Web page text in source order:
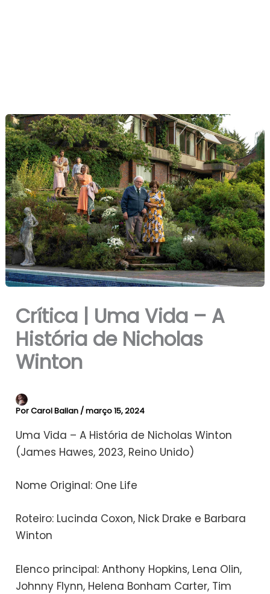
Crítica | Uma Vida – A
História de Nicholas
Winton
PorCarol Ballan /março 15, 2024
Uma Vida – A História de Nicholas Winton
(James Hawes, 2023, Reino Unido)
Nome Original: One Life
Roteiro: Lucinda Coxon, Nick Drake e Barbara
Winton
Elenco principal: Anthony Hopkins, Lena Olin,
Johnny Flynn, Helena Bonham Carter, Tim